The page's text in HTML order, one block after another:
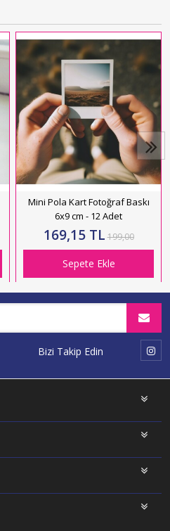
Mini Pola Kart Fotoğraf Baskı
6x9 cm - 12 Adet
169,15 TL 199,00
Sepete Ekle
Bizi Takip Edin